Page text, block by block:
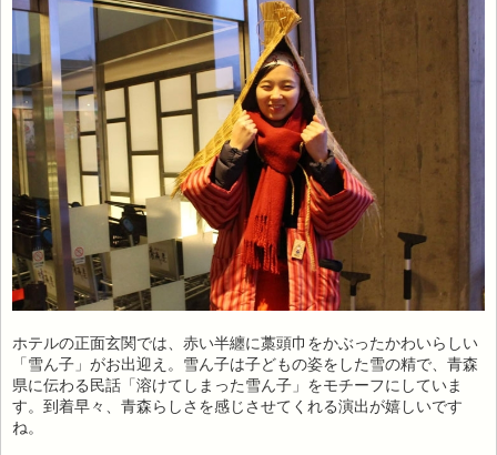
ホテルの正面玄関では、赤い半纏に藁頭巾をかぶったかわいらしい
「雪ん子」がお出迎え。雪ん子は子どもの姿をした雪の精で、青森
県に伝わる民話「溶けてしまった雪ん子」をモチーフにしていま
す。到着早々、青森らしさを感じさせてくれる演出が嬉しいです
ね。